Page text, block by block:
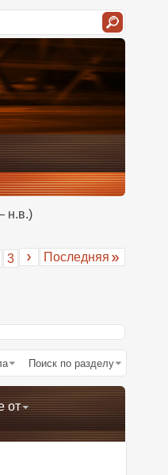
н.в.)
3 Последняя
Поиск по разделу
от